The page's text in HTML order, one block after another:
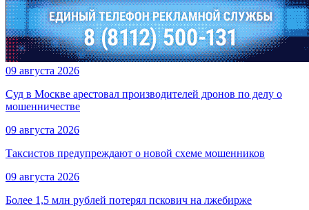
09 августа 2026
Суд в Москве арестовал производителей дронов по делу о
мошенничестве
09 августа 2026
Таксистов предупреждают о новой схеме мошенников
09 августа 2026
Более 1,5 млн рублей потерял пскович на лжебирже